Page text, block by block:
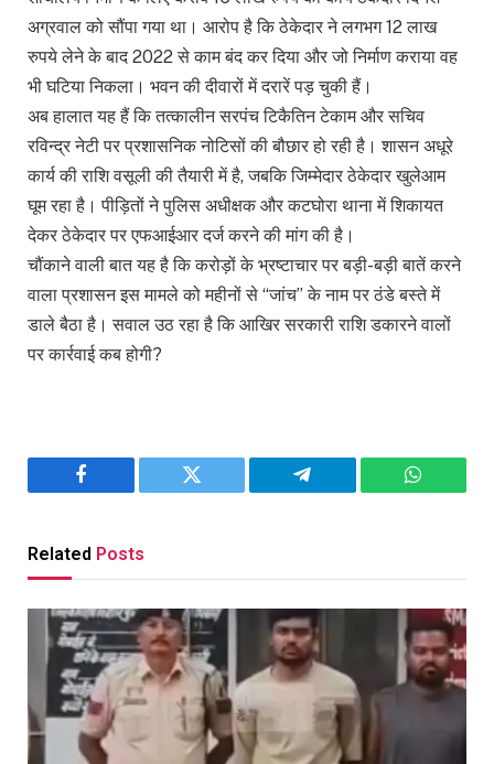
अग्रवाल को सौंपा गया था। आरोप है कि ठेकेदार ने लगभग 12 लाख
रुपये लेने के बाद 2022 से काम बंद कर दिया और जो निर्माण कराया वह
भी घटिया निकला। भवन की दीवारों में दरारें पड़ चुकी हैं।
अब हालात यह हैं कि तत्कालीन सरपंच टिकैतिन टेकाम और सचिव
रविन्द्र नेटी पर प्रशासनिक नोटिसों की बौछार हो रही है। शासन अधूरे
कार्य की राशि वसूली की तैयारी में है, जबकि जिम्मेदार ठेकेदार खुलेआम
घूम रहा है। पीड़ितों ने पुलिस अधीक्षक और कटघोरा थाना में शिकायत
देकर ठेकेदार पर एफआईआर दर्ज करने की मांग की है।
चौंकाने वाली बात यह है कि करोड़ों के भ्रष्टाचार पर बड़ी-बड़ी बातें करने
वाला प्रशासन इस मामले को महीनों से “जांच” के नाम पर ठंडे बस्ते में
डाले बैठा है। सवाल उठ रहा है कि आखिर सरकारी राशि डकारने वालों
पर कार्रवाई कब होगी?
Facebook Twitter Telegram
Related Posts